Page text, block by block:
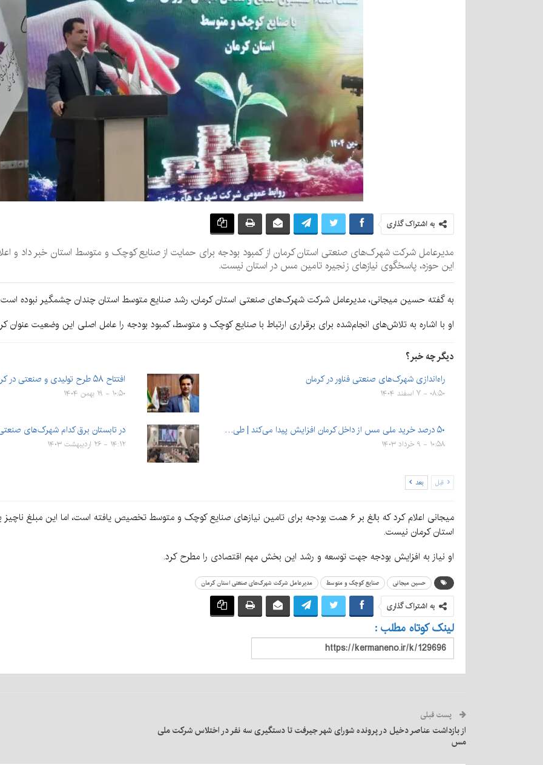
به اشتراک گذاری
این حوزه، پاسخگوی نیازهای زنجیره تامین مس در استان نیست.
به گفته حسین میجانی، مدیرعامل شرکت شهرک‌های صنعتی استان کرمان، رشد صنایع متوسط استان چندان چشمگیر نبوده
او با اشاره به تلاش‌های انجام‌شده برای برقراری ارتباط با صنایع کوچک و متوسط، کمبود بودجه را عامل اصلی این وضعیت عنوان
دیگر چه خبر؟
راه‌اندازی شهرک‌های صنعتی فناور در کرمان
۰۸:۵۰ - ۷ اسفند ۱۴۰۴
افتتاح ۵۸ طرح تولیدی و صنعتی در کرمان
۱۰:۵۰ - ۱۹ بهمن ۱۴۰۴
۵۰ درصد خرید ملی مس از داخل کرمان افزایش پیدا می‌کند | طی…
۱۰:۵۸ - ۹ خرداد ۱۴۰۳
در تابستان برق کدام شهرک‌های
۱۴:۱۲ - ۲۶ اردیبهشت ۱۴۰۳
قبل بعد
میجانی اعلام کرد که بالغ بر ۶ همت بودجه برای تامین نیازهای صنایع کوچک و متوسط تخصیص یافته است، اما این
استان کرمان نیست.
او نیاز به افزایش بودجه جهت توسعه و رشد این بخش مهم اقتصادی را مطرح کرد.
حسین میجانی صنایع کوچک و متوسط مدیرعامل شرکت شهرک‌های صنعتی استان کرمان
به اشتراک گذاری
لینک کوتاه مطلب :
پست قبلی
از بازداشت عناصر دخیل در پرونده شورای شهر جیرفت تا دستگیری سه نفر در اختلاس شرکت ملی
مس